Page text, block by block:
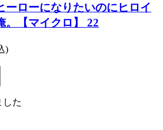
ーローになりたいのにヒロイ
。【マイクロ】 22
)
した